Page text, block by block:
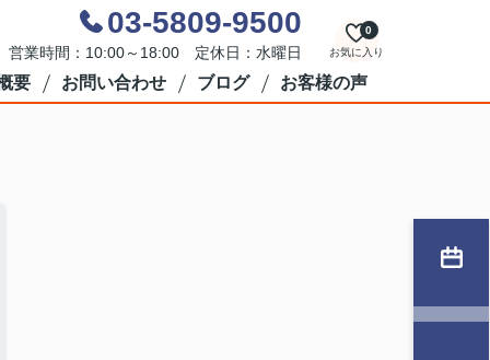
03-5809-9500
営業時間：10:00～18:00 定休日：水曜日 お気に入り
0
要 お問い合わせ ブログ お客様の声